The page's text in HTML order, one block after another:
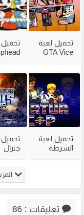
تحميل لعبة
GTA Vice
مضغوطة
من ميديا
فاير
فاير
صغير
تحميل لعبة
الشرطة
جنرال
Hour
تعليقات : 86